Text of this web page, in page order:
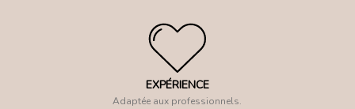
EXPÉRIENCE
Adaptée aux professionnels.